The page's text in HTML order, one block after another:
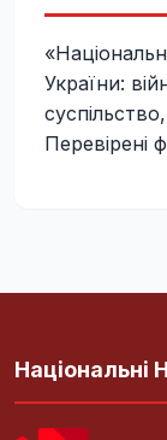
України:
Перевірені
Національні